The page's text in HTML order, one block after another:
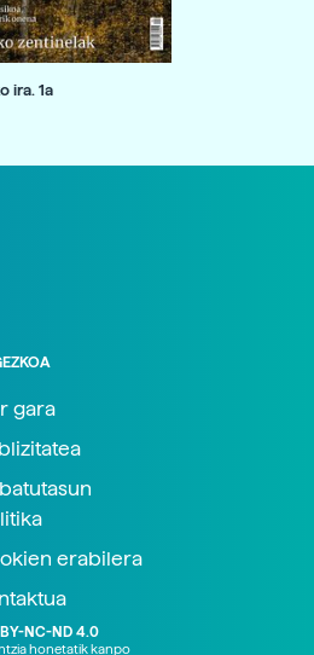
ira. 1a
gara
erabilera
NC-ND 4.0
honetatik kanpo